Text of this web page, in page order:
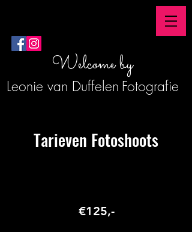
Welcome by
Leonie van Duffelen Fotografie
Tarieven Fotoshoots
€125,-